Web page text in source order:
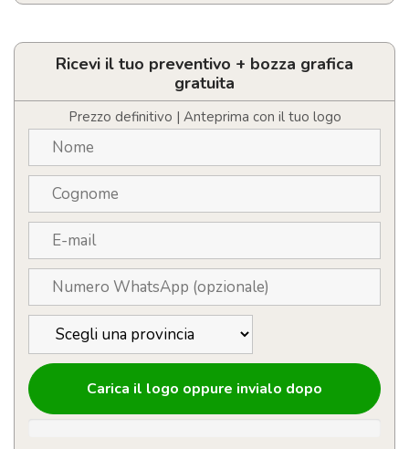
Orologio
Rusk
quantitàRicevi il tuo preventivo + bozza grafica
gratuita
Prezzo definitivo | Anteprima con il tuo logo
Carica il logo oppure invialo dopo